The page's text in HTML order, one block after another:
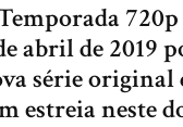
abril de 2019
série original
estreia neste